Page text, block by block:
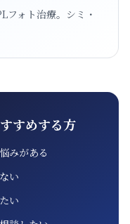
ォト治療。シミ・
すめする方
みがある
い
い